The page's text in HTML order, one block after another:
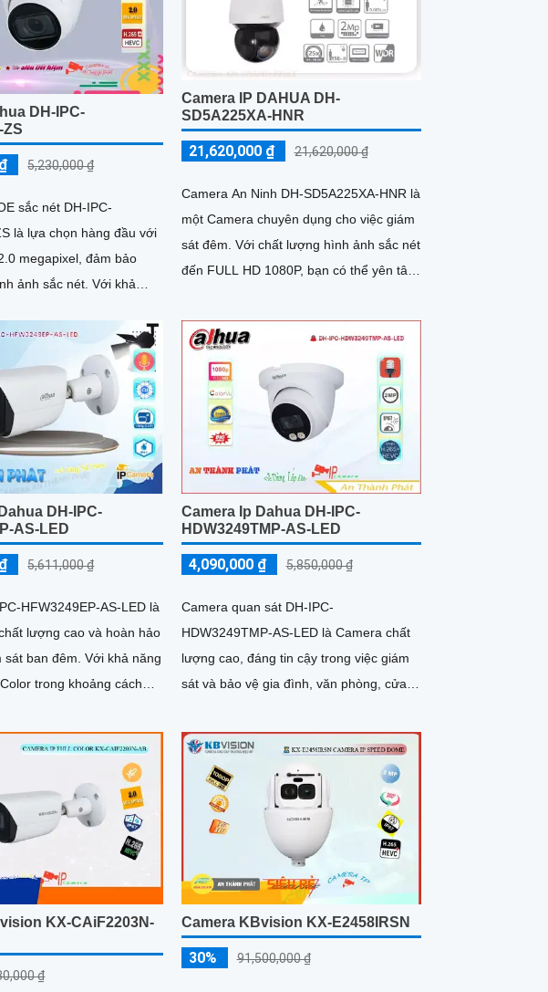
DH-IPC-
ZS
5,230,000 ₫
sắc nét DH-IPC-
là lựa chọn hàng đầu với
megapixel, đảm bảo
sắc nét. Với khả
Camera IP DAHUA DH-
SD5A225XA-HNR
21,620,000 ₫ 21,620,000 ₫
Camera An Ninh DH-SD5A225XA-HNR là
một Camera chuyên dụng cho việc giám
sát đêm. Với chất lượng hình ảnh sắc nét
đến FULL HD 1080P, bạn có thể yên tâm
DH-IPC-
AS-LED
5,611,000 ₫
HFW3249EP-AS-LED là
lượng cao và hoàn hảo
đêm. Với khả năng
trong khoảng cách
Camera Ip Dahua DH-IPC-
HDW3249TMP-AS-LED
4,090,000 ₫ 5,850,000 ₫
Camera quan sát DH-IPC-
HDW3249TMP-AS-LED là Camera chất
lượng cao, đáng tin cậy trong việc giám
sát và bảo vệ gia đình, văn phòng, cửa
chức...
KX-CAiF2203N-
₫
Camera KBvision KX-E2458IRSN
30% 91,500,000 ₫